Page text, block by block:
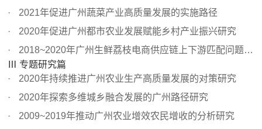
2021年促进广州蔬菜产业高质量发展的实施路径
2020年促进广州都市农业发展赋能乡村产业振兴研究
2018~2020年广州生鲜荔枝电商供应链上下游匹配问题调查分析
Ⅲ 专题研究篇
2020年持续推进广州农业生产高质量发展的对策研究
2020年探索多维城乡融合发展的广州路径研究
2009~2019年推动广州农业增效农民增收的分析研究